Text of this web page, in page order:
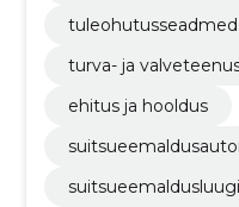
tuleohutusseadmed
turva- ja
ehitus ja hooldus